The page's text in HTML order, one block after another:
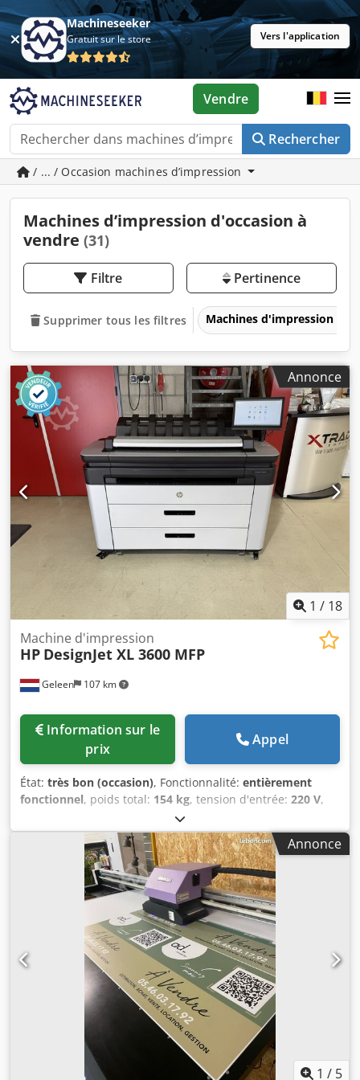
Machineseeker
Gratuit sur le store Vers l'application
Rechercher
Vendre
/ ... / Occasion machines d’impression
Machines d’impression d'occasion à
vendre (31)
Filtre Pertinence
Supprimer tous les filtres Machines d'impression
Annonce
1 / 18
Geleen 107 km
Machine d'impression
HP DesignJet XL 3600 MFP
prix
Appel
État: très bon (occasion), Fonctionnalité: entièrement
fonctionnel, poids total: 154 kg, tension d'entrée: 220 V,
, longueur totale:
hauteur totale:1 310 mm, HP DesignJet XL 3600 MFP -
Compteur total : 23 105 m² - Inclut une feuille d’étalonnage
- Modèle tout-en-un - Inclut l’option PostScript Productivité
très élevée grâce à une première impression rapide et une
vitesse d’impression élevée. 📐 Idéal pour les plans CAO,
SIG et de construction, avec des lignes nettes et des
couleurs précises. 📄 Alimentation automatique en rouleau
avec bac intégré pour la réception des impressions. 📱
Impression directe à partir d’une clé USB, d’un réseau,
d’un e-mail et d’appareils mobiles. 🖥️ Écran tactile de
15 pouces pour une utilisation facile. 🔒 Sécurité renforcée,
comprenant un stockage chiffré et une protection du
réseau. 📦 Adapté aux volumes d’impression importants,
ce qui le rend populaire auprès des services de
reproduction et des bureaux d’études techniques. Cette
Annonce
1 / 5